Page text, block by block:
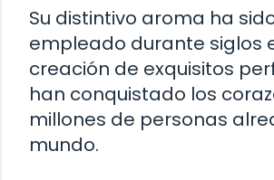
Su distintivo aroma ha
empleado durante siglos
creación de exquisitos
han conquistado los
millones de personas
mundo.